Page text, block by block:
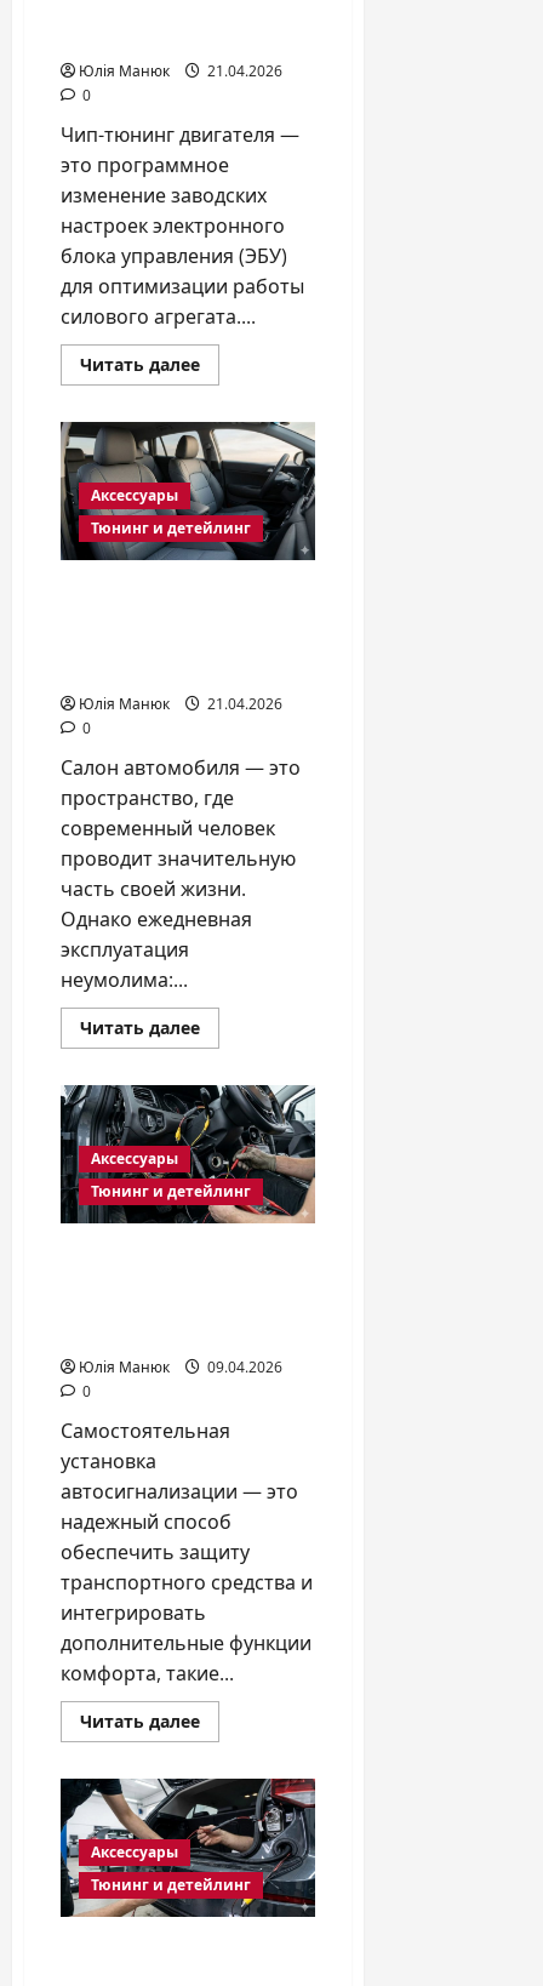
Юлія Манюк
21.04.2026
0
Чип-тюнинг двигателя —
это программное
изменение заводских
настроек электронного
блока управления (ЭБУ)
для оптимизации работы
силового агрегата....
Читать далееПрочитать
больше
тюнинг
двигателя:
как
увеличить
мощность
без
риска
для
ресурса
Аксессуары
Тюнинг и детейлинг
Юлія Манюк
21.04.2026
0
Салон автомобиля — это
пространство, где
современный человек
проводит значительную
часть своей жизни.
Однако ежедневная
эксплуатация
неумолима:...
Читать далееПрочитать
больше
на
сиденья
авто:
как
защитить
инвестиции
и
обновить
интерьер
Аксессуары
Тюнинг и детейлинг
Юлія Манюк
09.04.2026
0
Самостоятельная
установка
автосигнализации — это
надежный способ
обеспечить защиту
транспортного средства и
интегрировать
дополнительные функции
комфорта, такие...
Читать далееПрочитать
больше
самостоятельно
установить
сигнализацию
на
авто:
пошаговая
инструкция
Аксессуары
Тюнинг и детейлинг